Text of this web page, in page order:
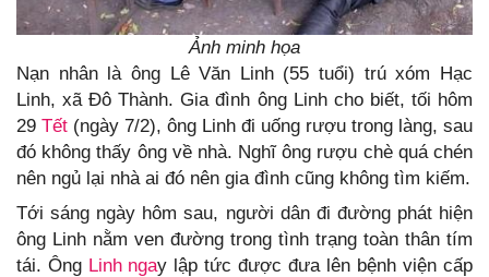
Ảnh minh họa
Nạn nhân là ông Lê Văn Linh (55 tuổi) trú xóm Hạc
Linh, xã Đô Thành. Gia đình ông Linh cho biết, tối hôm
29 Tết (ngày 7/2), ông Linh đi uống rượu trong làng, sau
đó không thấy ông về nhà. Nghĩ ông rượu chè quá chén
nên ngủ lại nhà ai đó nên gia đình cũng không tìm kiếm.
Tới sáng ngày hôm sau, người dân đi đường phát hiện
ông Linh nằm ven đường trong tình trạng toàn thân tím
tái. Ông Linh ngay lập tức được đưa lên bệnh viện cấp